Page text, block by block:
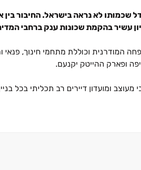
החיבור
עשיר בהקמת שכונות ענק ברחבי
המודרנית וכוללת מתחמי חינוך, פנאי
ופארק ההייטק יקנעם.
ומועדון דיירים רב תכליתי בכל